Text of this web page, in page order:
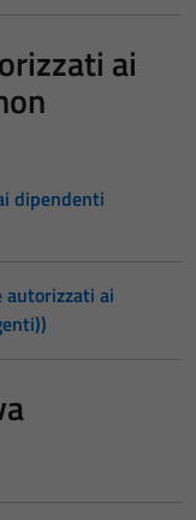
ai
dipendenti
ai